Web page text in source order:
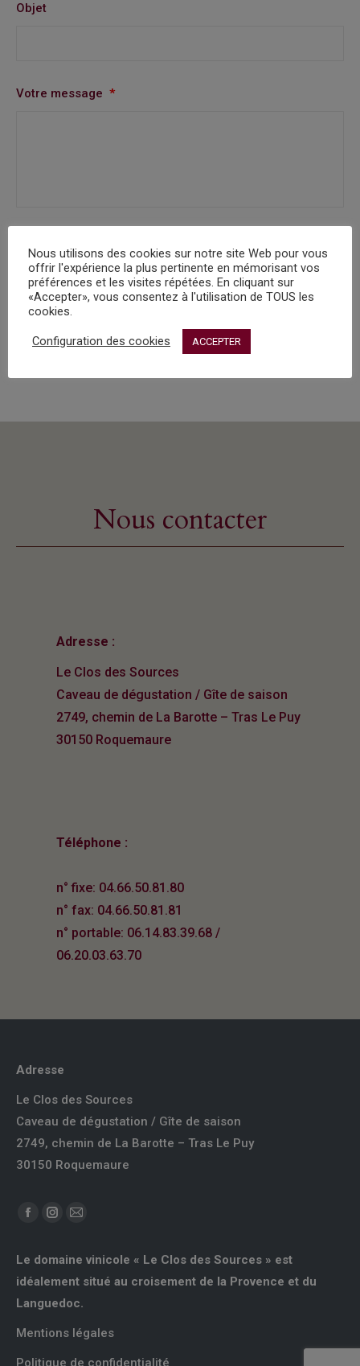
Objet
Votre message *
confidentialité
Nous contacter
Adresse :
Le Clos des Sources
Caveau de dégustation / Gîte de saison
2749, chemin de La Barotte – Tras Le Puy
30150 Roquemaure
Téléphone :
n° fixe: 04.66.50.81.80
n° fax: 04.66.50.81.81
n° portable: 06.14.83.39.68 /
06.20.03.63.70
Adresse
Le Clos des Sources
Caveau de dégustation / Gîte de saison
2749, chemin de La Barotte – Tras Le Puy
30150 Roquemaure
Trouvez nous sur :
Facebook
opens
in
new
window
Instagram
opens
in
new
window
E-
page
opens
in
new
Le domaine vinicole « Le Clos des Sources » est
idéalement situé au croisement de la Provence et du
Languedoc.
Mentions légales
Nous utilisons des cookies sur notre site Web pour vous
offrir l'expérience la plus pertinente en mémorisant vos
préférences et les visites répétées. En cliquant sur
«Accepter», vous consentez à l'utilisation de TOUS les
cookies.
Configuration des cookies ACCEPTER